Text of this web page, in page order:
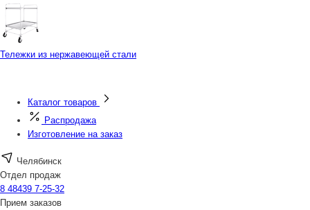
Тележки из нержавеющей стали
Каталог товаров
Распродажа
Изготовление на заказ
Челябинск
Отдел продаж
8 48439 7-25-32
Прием заказов